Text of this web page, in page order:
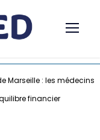
Marseille : les médecins
financier